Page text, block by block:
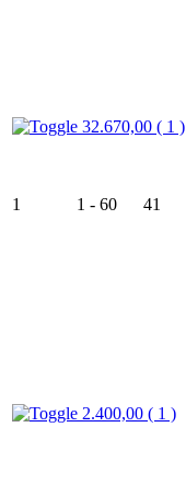
32.670,00 ( 1 )
1 1 - 60 41
2.400,00 ( 1 )